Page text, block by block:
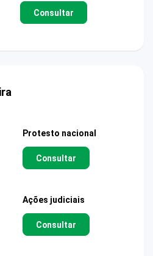
Consultar
Protesto nacional
Consultar
Ações judiciais
Consultar